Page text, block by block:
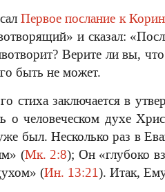
Первое послание к
и сказал:
Верите ли вы,
быть не может.
стиха заключается в
о человеческом духе
был. Несколько раз в
(Мк. 2:8); Он «глубоко
(Ин. 13:21). Итак,